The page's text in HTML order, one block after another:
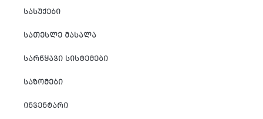
ᲡᲐᲡᲣᲥᲔᲑᲘ
ᲡᲐᲗᲔᲡᲚᲔ ᲛᲐᲡᲐᲚᲐ
ᲡᲐᲠᲬᲧᲐᲕᲘ ᲡᲘᲡᲢᲔᲛᲔᲑᲘ
ᲡᲐᲖᲝᲛᲔᲑᲘ
ᲘᲜᲕᲔᲜᲢᲐᲠᲘ